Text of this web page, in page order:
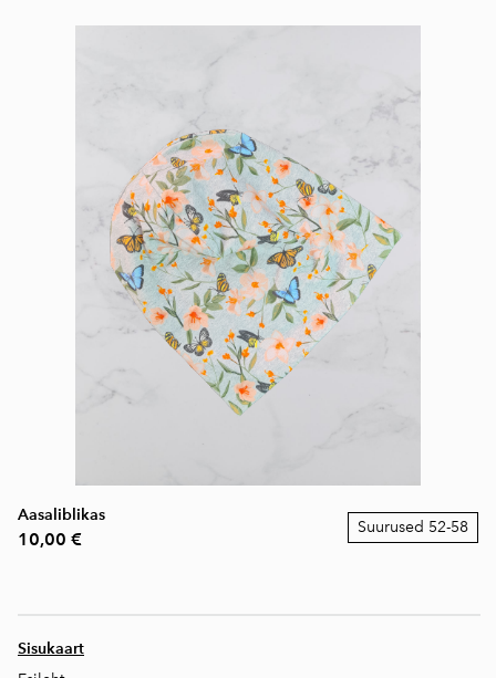
Aasaliblikas
10,00 €
Suurused 52-58
Sisukaart